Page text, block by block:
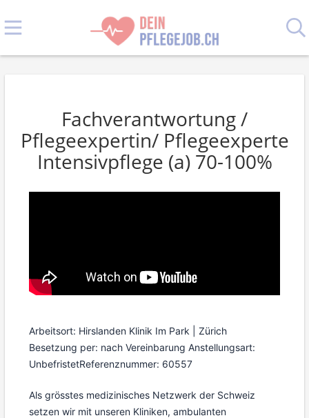
Fachverantwortung /
Pflegeexpertin/ Pflegeexperte
Intensivpflege (a) 70-100%
Arbeitsort: Hirslanden Klinik Im Park | Zürich
Besetzung per: nach Vereinbarung Anstellungsart:
UnbefristetReferenznummer: 60557
Als grösstes medizinisches Netzwerk der Schweiz
setzen wir mit unseren Kliniken, ambulanten